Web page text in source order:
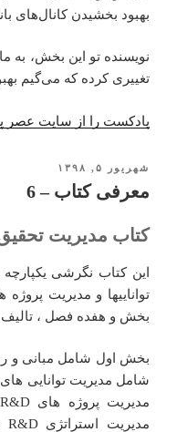
بهبود بخشیدن کانال‌های
نویسنده تو این بخش، به
تغییری کرده که می‌گیم
پادکست را از سایت عصر
نوشته‌شده
شهریور ۵, ۱۳۹۸
معرفی کتاب – 6
کتاب مدیریت
این کتاب نگرشی
تواناییها و مدیریت
بخش و هفده فصل ،